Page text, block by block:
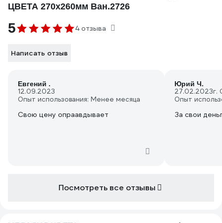
ЦВЕТА 270х260мм Ван.2726
5 4 отзыва
Написать отзыв
Евгений .
12.09.2023
Опыт использования: Менее месяца
Свою цену опраавдывает
Юрий Ч.
27.02.2023г.
Опыт
За свои
Посмотреть все отзывы